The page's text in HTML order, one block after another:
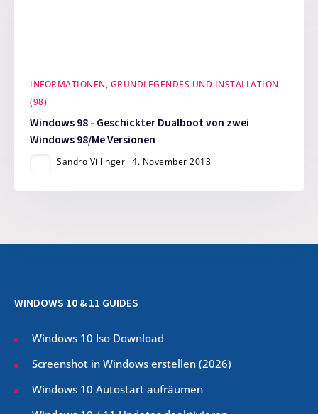
INFORMATIONEN, GRUNDLEGENDES UND INSTALLATION
(98)
Windows 98 - Geschickter Dualboot von zwei
Windows 98/Me Versionen
Sandro Villinger 4. November 2013
WINDOWS 10 & 11 GUIDES
Windows 10 Iso Download
Screenshot in Windows erstellen (2026)
Windows 10 Autostart aufräumen